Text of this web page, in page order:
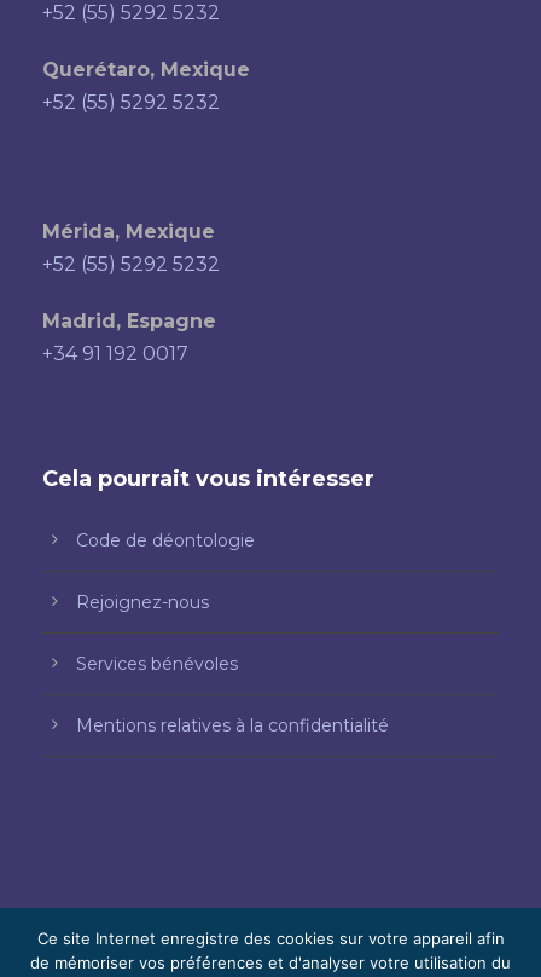
+52 (55) 5292 5232
Querétaro, Mexique
+52 (55) 5292 5232
Mérida, Mexique
+52 (55) 5292 5232
Madrid, Espagne
+34 91 192 0017
Cela pourrait vous intéresser
Code de déontologie
Rejoignez-nous
Services bénévoles
Mentions relatives à la confidentialité
Ce site Internet enregistre des cookies sur votre appareil afin
de mémoriser vos préférences et d'analyser votre utilisation du